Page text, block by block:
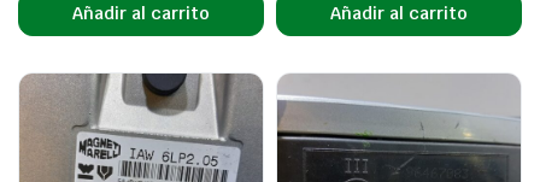
Añadir al carrito Añadir al carrito